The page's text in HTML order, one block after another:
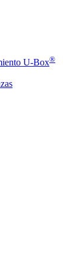
U-Box®